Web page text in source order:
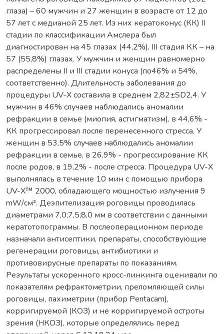
глаза) – 60 мужчин и 27 женщин в возрасте от 12 до
57 лет с медианой 25 лет. Из них кератоконус (КК) II
стадии по классификации Амслера был
диагностирован на 45 глазах (44,2%), III стадия КК – на
57 (55,8%) глазах. У мужчин и женщин равномерно
распределены II и III стадии конуса (по46% и 54%,
соответственно). Длительность заболевания до
процедуры UV-X составила в среднем 2,82±SD2,4. У
мужчин в 46% случаев наблюдались аномалии
рефракции в семье (миопия, астигматизм), в 44,6% -
КК прогрессировал после перенесенного стресса. У
женщин в 53,5% случаев наблюдались аномалии
рефракции в семье, в 26,9% - прогрессирование КК
после родов, в 19,2% - после стресса. Процедура UV-X
выполнялась в течение 10 мин с помощью прибора
UV-X™ 2000, обладающего мощностью излучения 9
mW/см². Деэпителизация роговицы проводилась
диаметрами 7,0;7,5;8,0 мм в соответствии с данными
кератотопограммы. В послеоперационном периоде
назначали антисептики, препараты, способствующие
регенерации роговицы, антибиотики и
противовирусные препараты по показаниям.
Результаты ускоренного кросс-линкинга оценивали по
показателям рефрактометрии, преломляющей силы
роговицы, пахиметрии (прибор Pentаcam),
корригируемой (КОЗ) и не корригируемой остроты
зрения (НКОЗ), которые определялись перед